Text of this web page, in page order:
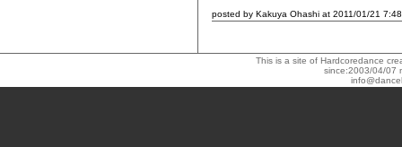
posted by Kakuya Ohashi at 2011/01/21
This is a site of Hardcoredance
since:2003/04/07